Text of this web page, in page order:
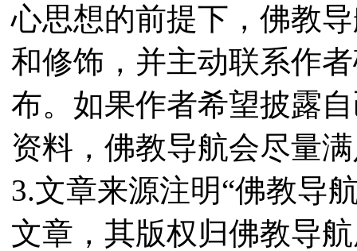
心思想的前提下，佛教
和修饰，并主动联系作
布。如果作者希望披露
资料，佛教导航会尽量
3.文章来源注明“佛教导
文章，其版权归佛教导